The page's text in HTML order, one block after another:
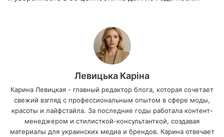
Левицька Каріна
Карина Левицкая - главный редактор блога, которая сочетает
свежий взгляд с профессиональным опытом в сфере моды,
красоты и лайфстайла. За последние годы работала контент-
менеджером и стилисткой-консультанткой, создавая
материалы для украинских медиа и брендов. Карина отвечает